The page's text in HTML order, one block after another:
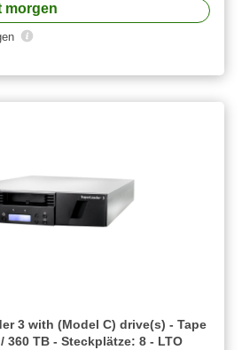
morgen
3 with (Model C) drive(s) - Tape
360 TB - Steckplätze: 8 - LTO